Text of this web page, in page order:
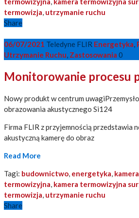
termowizja, utrzymanie ruchu
Share
06/07/2021 Teledyne FLIR Energetyka,
Utrzymanie Ruchu, Zastosowania 0
Monitorowanie procesu
Nowy produkt w centrum
obrazowania akustycznego Si124
Firma FLIR z przyjemnością przedstawia
akustyczną kamerę do obraz
Read More
Tagi: budownictwo energetyka
termowizyjna kamera termowizyjna sur
termowizja utrzymanie ruchu
Share